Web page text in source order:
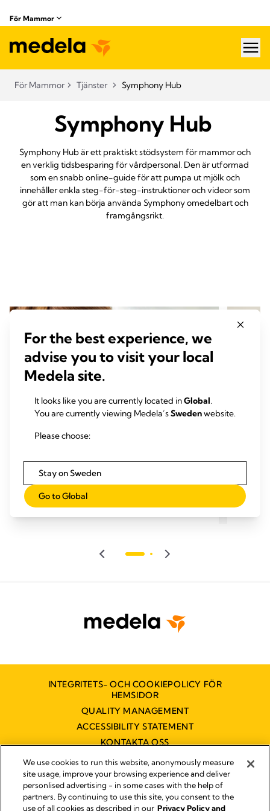
För Mammor
För Mammor Tjänster Symphony Hub
Symphony Hub
Symphony Hub är ett praktiskt stödsystem för mammor och
en verklig tidsbesparing för vårdpersonal. Den är utformad
som en snabb online-guide för att pumpa ut mjölk och
innehåller enkla steg-för-steg-instruktioner och videor som
gör att man kan börja använda Symphony omedelbart och
framgångsrikt.
Pumpning med Symphony på
sjukhuset
INTEGRITETS- OCH COOKIEPOLICY FÖR
HEMSIDOR
QUALITY MANAGEMENT
ACCESSIBILITY STATEMENT
KONTAKTA OSS
TILLGÄNGLIGHETSUTLÅTANDE
Impressum
For the best experience, we
advise you to visit your local
Medela site.
It looks like you are currently located inGlobal.
You are currently viewing Medela’sSwedenwebsite.
Please choose:
Stay on Sweden
Go to Global
We use cookies to run this website, anonymously measure
site usage, improve your browsing experience and deliver
personlised advertising - in some cases with the help of
partners. By continuing to use this site, you consent to the
use of all cookies as described in our Privacy Policy and